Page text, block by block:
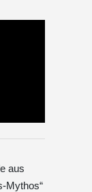
aus
Mythos“